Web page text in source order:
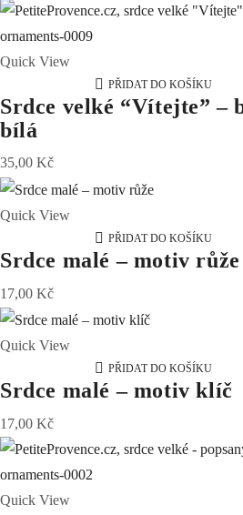
Quick View
PŘIDAT DO KOŠÍKU
Srdce velké “Vítejte” –
bílá
35,00 Kč
Quick View
PŘIDAT DO KOŠÍKU
Srdce malé – motiv růže
17,00 Kč
Quick View
PŘIDAT DO KOŠÍKU
Srdce malé – motiv klíč
17,00 Kč
Quick View